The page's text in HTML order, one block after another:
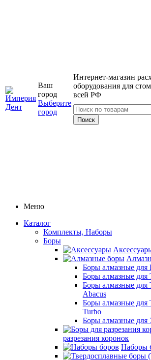
Ваш
город
Выберите
город
Интернет-магазин
оборудования для
всей РФ
Меню
Каталог
Комплекты, Наборы
Боры
Боры алмазные
Боры алмазные
Боры алмазные
Abacus
Боры алмазные
Turbo
Боры алмазные
разрезания коронок
Наборы